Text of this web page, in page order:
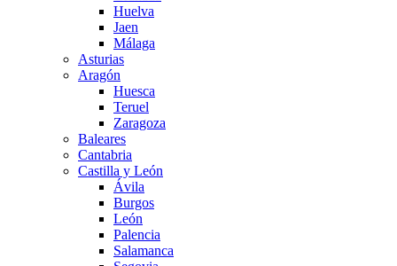
Huelva
Jaen
Málaga
Asturias
Aragón
Huesca
Teruel
Zaragoza
Baleares
Cantabria
Castilla y León
Ávila
Burgos
León
Palencia
Salamanca